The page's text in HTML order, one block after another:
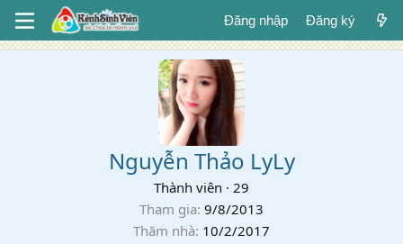
Đăng nhập Đăng ký
Nguyễn Thảo LyLy
Thành viên · 29
Tham gia 9/8/2013
Thăm nhà 10/2/2017